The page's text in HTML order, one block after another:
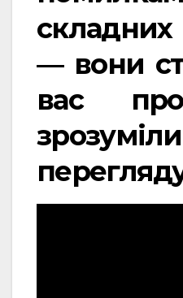
— вони
вас